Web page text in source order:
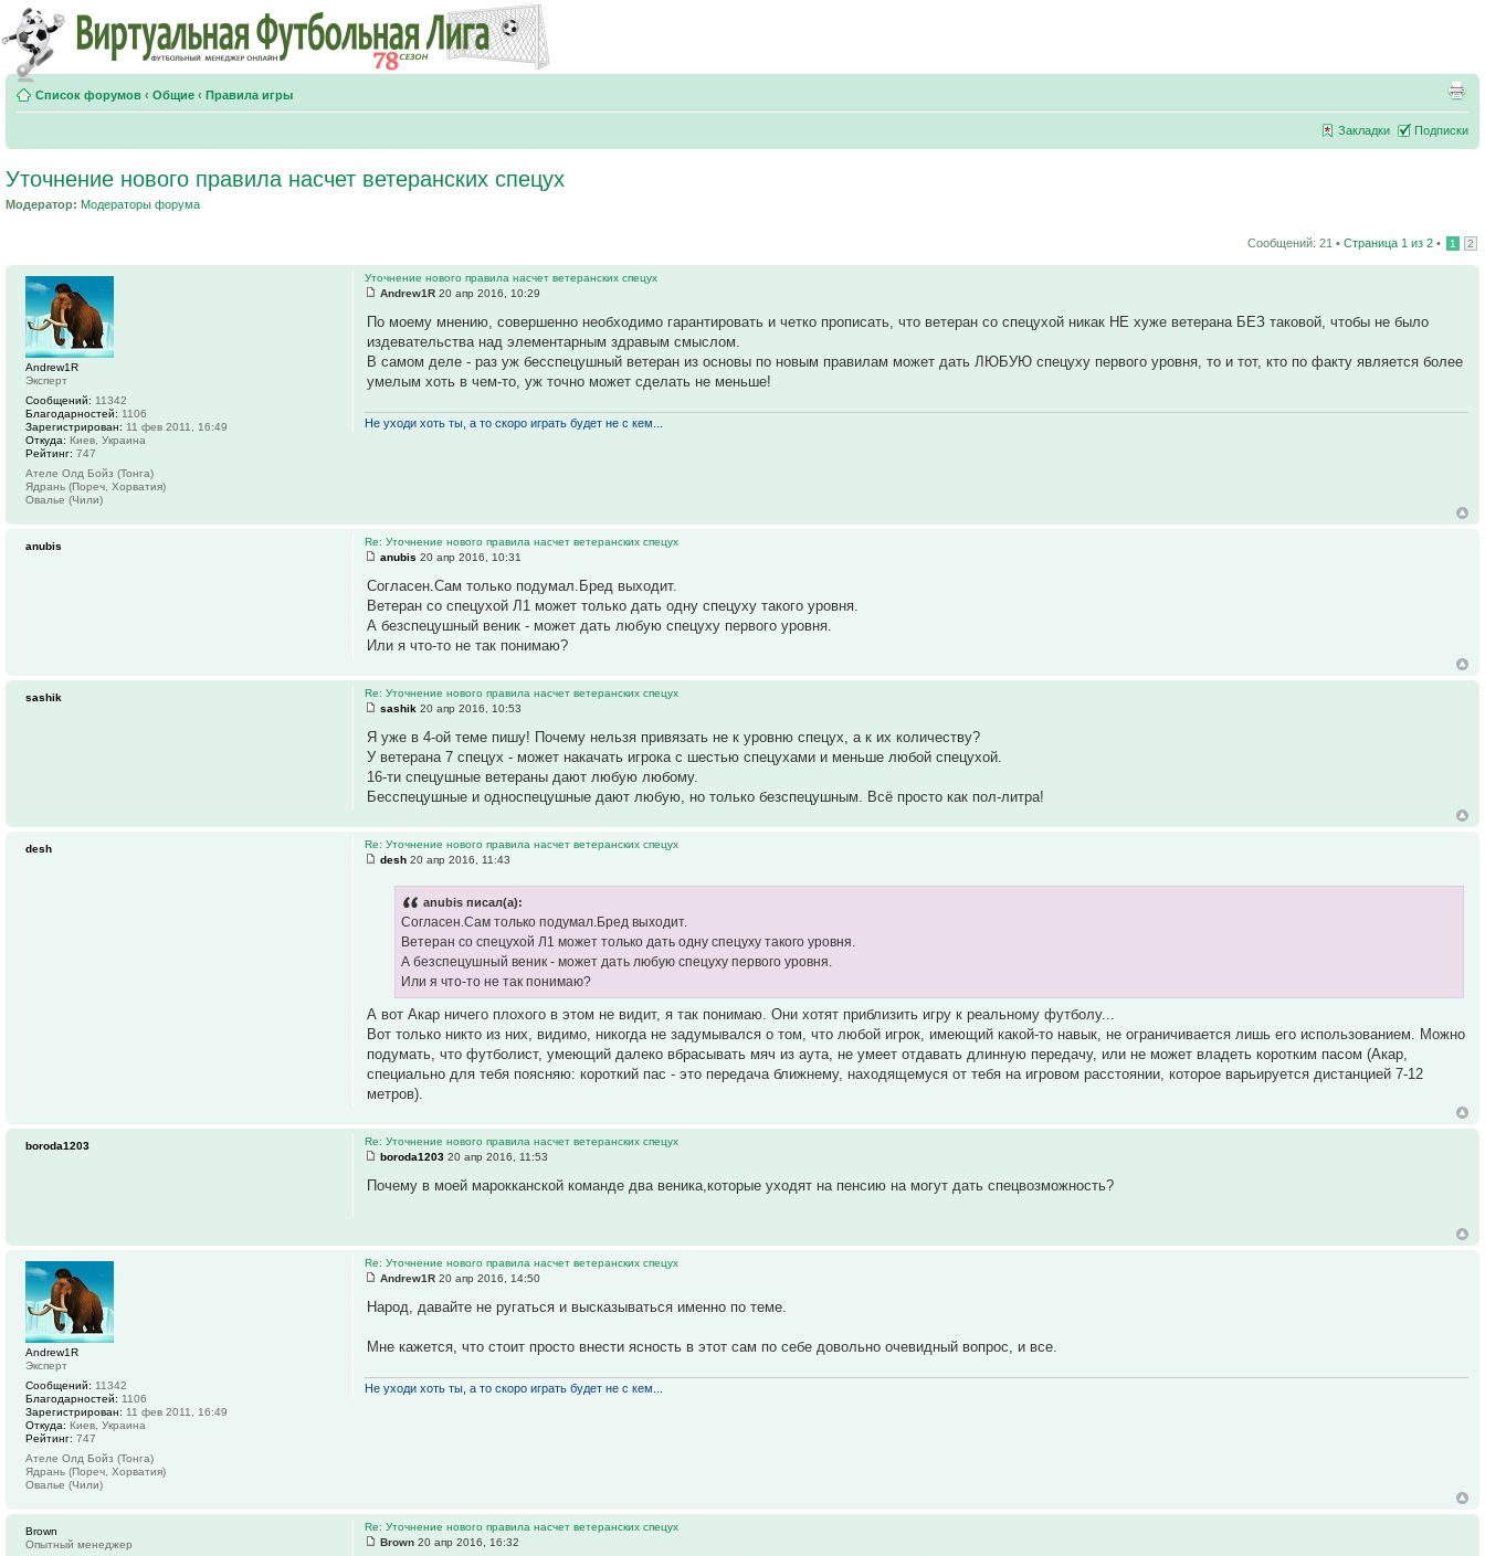
Список форумов ‹ Общие ‹ Правила игры
Закладки Подписки
Уточнение нового правила насчет ветеранских спецух
Модератор: Модераторы форума
Сообщений: 21 • Страница 1 из 2 • 1 2
Уточнение нового правила насчет ветеранских спецух
Andrew1R 20 апр 2016, 10:29
По моему мнению, совершенно необходимо гарантировать и четко прописать, что ветеран со спецухой никак НЕ хуже ветерана БЕЗ таковой, чтобы не было
издевательства над элементарным здравым смыслом.
В самом деле - раз уж бесспецушный ветеран из основы по новым правилам может дать ЛЮБУЮ спецуху первого уровня, то и тот, кто по факту является более
умелым хоть в чем-то, уж точно может сделать не меньше!
Не уходи хоть ты, а то скоро играть будет не с кем...
Andrew1R
Эксперт
Сообщений: 11342
Благодарностей: 1106
Зарегистрирован: 11 фев 2011, 16:49
Откуда: Киев, Украина
Рейтинг: 747
Ателе Олд Бойз (Тонга)
Ядрань (Пореч, Хорватия)
Овалье (Чили)
Re: Уточнение нового правила насчет ветеранских спецух
anubis 20 апр 2016, 10:31
Согласен.Сам только подумал.Бред выходит.
Ветеран со спецухой Л1 может только дать одну спецуху такого уровня.
А безспецушный веник - может дать любую спецуху первого уровня.
Или я что-то не так понимаю?
anubis
Re: Уточнение нового правила насчет ветеранских спецух
sashik 20 апр 2016, 10:53
Я уже в 4-ой теме пишу! Почему нельзя привязать не к уровню спецух, а к их количеству?
У ветерана 7 спецух - может накачать игрока с шестью спецухами и меньше любой спецухой.
16-ти спецушные ветераны дают любую любому.
Бесспецушные и односпецушные дают любую, но только безспецушным. Всё просто как пол-литра!
sashik
Re: Уточнение нового правила насчет ветеранских спецух
desh 20 апр 2016, 11:43
anubis писал(а):
Согласен.Сам только подумал.Бред выходит.
Ветеран со спецухой Л1 может только дать одну спецуху такого уровня.
А безспецушный веник - может дать любую спецуху первого уровня.
Или я что-то не так понимаю?
А вот Акар ничего плохого в этом не видит, я так понимаю. Они хотят приблизить игру к реальному футболу...
Вот только никто из них, видимо, никогда не задумывался о том, что любой игрок, имеющий какой-то навык, не ограничивается лишь его использованием. Можно
подумать, что футболист, умеющий далеко вбрасывать мяч из аута, не умеет отдавать длинную передачу, или не может владеть коротким пасом (Акар,
специально для тебя поясняю: короткий пас - это передача ближнему, находящемуся от тебя на игровом расстоянии, которое варьируется дистанцией 7-12
метров).
desh
Re: Уточнение нового правила насчет ветеранских спецух
boroda1203 20 апр 2016, 11:53
Почему в моей марокканской команде два веника,которые уходят на пенсию на могут дать спецвозможность?
boroda1203
Re: Уточнение нового правила насчет ветеранских спецух
Andrew1R 20 апр 2016, 14:50
Народ, давайте не ругаться и высказываться именно по теме.
Мне кажется, что стоит просто внести ясность в этот сам по себе довольно очевидный вопрос, и все.
Не уходи хоть ты, а то скоро играть будет не с кем...
Andrew1R
Эксперт
Сообщений: 11342
Благодарностей: 1106
Зарегистрирован: 11 фев 2011, 16:49
Откуда: Киев, Украина
Рейтинг: 747
Ателе Олд Бойз (Тонга)
Ядрань (Пореч, Хорватия)
Овалье (Чили)
Re: Уточнение нового правила насчет ветеранских спецух
Brown 20 апр 2016, 16:32
Brown
Опытный менеджер